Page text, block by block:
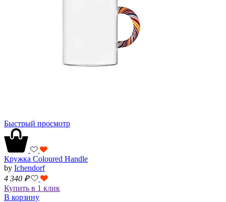
Быстрый просмотр
Кружка Coloured Handle
by Ichendorf
4 340 ₽
Купить в 1 клик
В корзину